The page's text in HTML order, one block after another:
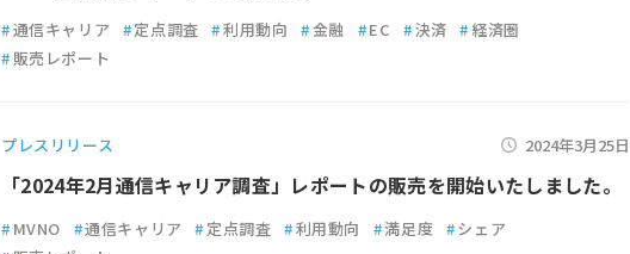
#通信キャリア #定点調査 #利用動向 #金融 #EC #決済 # 経済圏
# 販売レポート
プレスリリース 2024年3月25日
「2024年2月通信キャリア調査」レポートの販売を開始いたしました。
# MVNO #通信キャリア # 定点調査 #利用動向 #満足度 #シェア